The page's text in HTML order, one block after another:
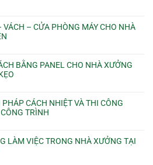
VÁCH – CỬA PHÒNG MÁY CHO NHÀ
BẰNG PANEL CHO NHÀ XƯỞNG
CÁCH NHIỆT VÀ THI CÔNG
TRÌNH
LÀM VIỆC TRONG NHÀ XƯỞNG TẠI